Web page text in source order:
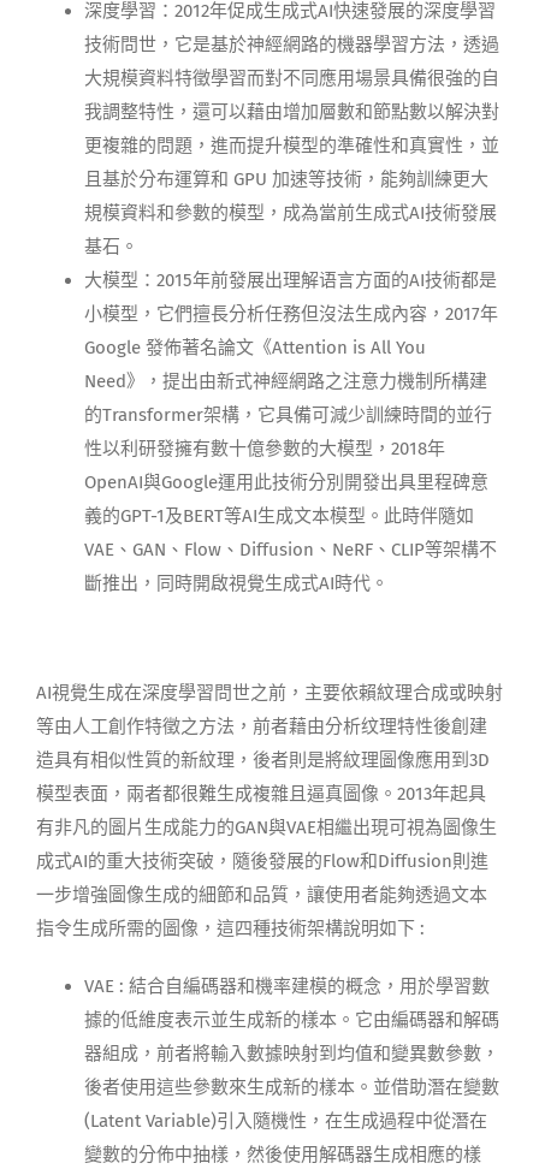
深度學習：2012年促成生成式AI快速發展的深度學習
技術問世，它是基於神經網路的機器學習方法，透過
大規模資料特徵學習而對不同應用場景具備很強的自
我調整特性，還可以藉由增加層數和節點數以解決對
更複雜的問題，進而提升模型的準確性和真實性，並
且基於分布運算和 GPU 加速等技術，能夠訓練更大
規模資料和參數的模型，成為當前生成式AI技術發展
基石。
大模型：2015年前發展出理解语言方面的AI技術都是
小模型，它們擅長分析任務但沒法生成內容，2017年
Google 發佈著名論文《Attention is All You
Need》，提出由新式神經網路之注意力機制所構建
的Transformer架構，它具備可減少訓練時間的並行
性以利研發擁有數十億參數的大模型，2018年
OpenAI與Google運用此技術分別開發出具里程碑意
義的GPT-1及BERT等AI生成文本模型。此時伴隨如
VAE、GAN、Flow、Diffusion、NeRF、CLIP等架構不
斷推出，同時開啟視覺生成式AI時代。
AI視覺生成在深度學習問世之前，主要依賴紋理合成或映射
等由人工創作特徵之方法，前者藉由分析纹理特性後創建
造具有相似性質的新紋理，後者則是將紋理圖像應用到3D
模型表面，兩者都很難生成複雜且逼真圖像。2013年起具
有非凡的圖片生成能力的GAN與VAE相繼出現可視為圖像生
成式AI的重大技術突破，隨後發展的Flow和Diffusion則進
一步增強圖像生成的細節和品質，讓使用者能夠透過文本
指令生成所需的圖像，這四種技術架構說明如下 :
VAE : 結合自編碼器和機率建模的概念，用於學習數
據的低維度表示並生成新的樣本。它由編碼器和解碼
器組成，前者將輸入數據映射到均值和變異數參數，
後者使用這些參數來生成新的樣本。並借助潛在變數
(Latent Variable)引入隨機性，在生成過程中從潛在
變數的分佈中抽樣，然後使用解碼器生成相應的樣